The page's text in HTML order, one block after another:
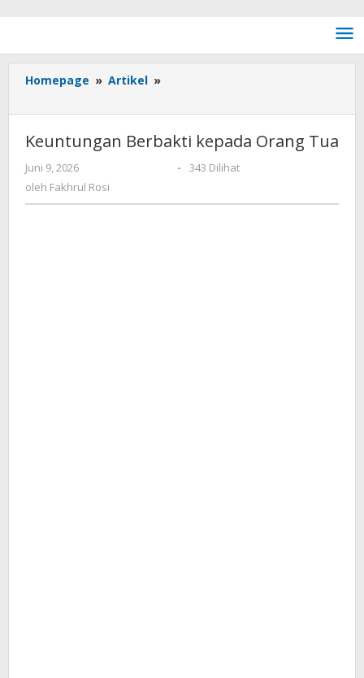
Homepage » Artikel »
Keuntungan Berbakti kepada Orang Tua
Juni 9, 2026 Fakhrul Rosi-
343 Dilihat
oleh Fakhrul Rosi